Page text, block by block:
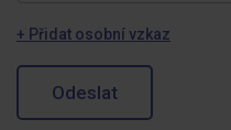
+ Přidat osobní vzkaz
Odeslat